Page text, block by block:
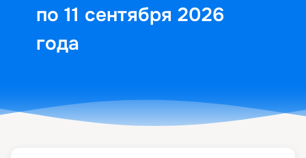
по 11 сентября 2026
года